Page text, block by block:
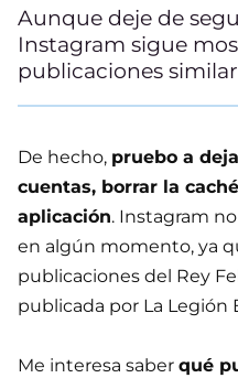
Aunque deje de
Instagram sigue
publicaciones
De hecho, pruebo a
cuentas, borrar la
aplicación. Instagram
en algún momento, ya
publicaciones del Rey
publicada por La Legión
Me interesa saber qué